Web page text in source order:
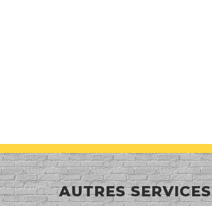
AUTRES SERVICES